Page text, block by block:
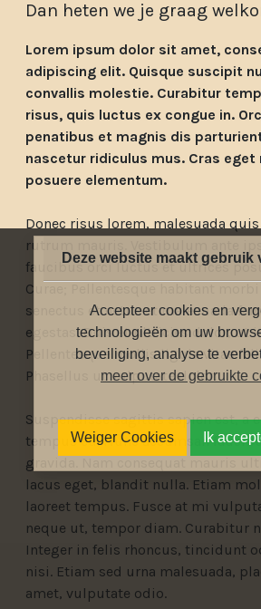
Dan heten we je graag
Lorem ipsum dolor sit amet,
adipiscing elit. Quisque suscipit
convallis molestie. Curabitur
risus, quis luctus ex congue in.
penatibus et magnis dis
nascetur ridiculus mus. Cras eget
posuere elementum.
Donec risus lorem, malesuada
rutrum mauris. Vestibulum ante
faucibus orci luctus et ultrices
Curae; Pellentesque habitant morbi
senectus et netus et malesuada
egestas. Duis et ultricies dolor, ut
Pellentesque mollis ligula vitae
Phasellus ut vulputate dolor.
Suspendisse sagittis sapien est, a
tempus eu. Nunc accumsan
gravida. Nam consequat mauris
lacus eget, blandit nulla. Etiam
laoreet tempus. Fusce at mi
neque ut, tempor diam. Curabitur
Integer in felis rhoncus, tincidunt
nisi. Etiam sed urna malesuada,
amet, vulputate odio.
Deze website maakt gebruik
Accepteer cookies en
technologieën om uw
beveiliging, analyse te
meer over de gebruikte
Weiger Cookies Ik